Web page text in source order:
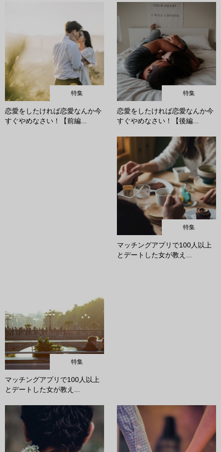
特集
恋愛をしたければ恋愛なんか今
すぐやめなさい！【前編...
特集
恋愛をしたければ恋愛なんか今
すぐやめなさい！【後編...
特集
マッチングアプリで100人以上
とデートした女が教え...
特集
マッチングアプリで100人以上
とデートした女が教え...